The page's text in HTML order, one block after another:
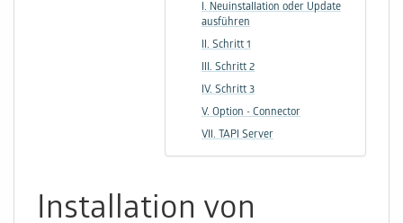
I. Neuinstallation oder Update
ausführen
II. Schritt 1
III. Schritt 2
IV. Schritt 3
V. Option - Connector
VII. TAPI Server
Installation von